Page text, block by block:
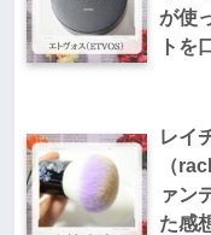
が使
トを
レイ
（
ァン
た感